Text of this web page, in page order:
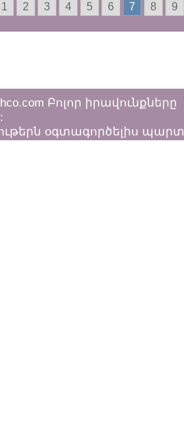
1 2 3 4 5 6 7 8 9
Բոլոր իրավունքները
օգտագործելիս